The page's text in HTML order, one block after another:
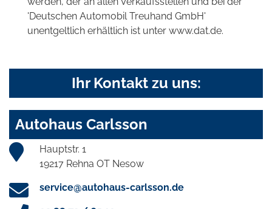
'Deutschen Automobil Treuhand GmbH'
unentgeltlich erhältlich ist unter www.dat.de.
Ihr Kontakt zu uns:
Autohaus Carlsson
Hauptstr. 1
19217 Rehna OT Nesow
service@autohaus-carlsson.de